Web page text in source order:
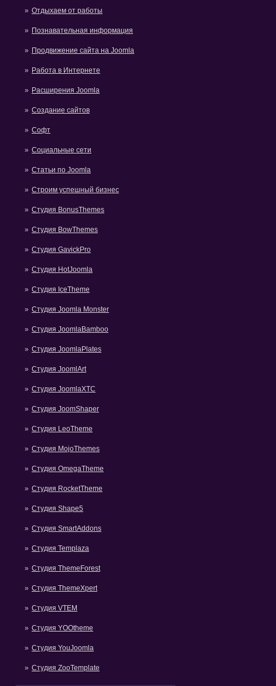
Отдыхаем от работы
Познавательная информация
Продвижение сайта на Joomla
Работа в Интернете
Расширения Joomla
Создание сайтов
Софт
Социальные сети
Статьи по Joomla
Строим успешный бизнес
Студия BonusThemes
Студия BowThemes
Студия GavickPro
Студия HotJoomla
Студия IceTheme
Студия Joomla Monster
Студия JoomlaBamboo
Студия JoomlaPlates
Студия JoomlArt
Студия JoomlaXTC
Студия JoomShaper
Студия LeoTheme
Студия MojoThemes
Студия OmegaTheme
Студия RocketTheme
Студия Shape5
Студия SmartAddons
Студия Templaza
Студия ThemeForest
Студия ThemeXpert
Студия VTEM
Студия YOOtheme
Студия YouJoomla
Студия ZooTemplate